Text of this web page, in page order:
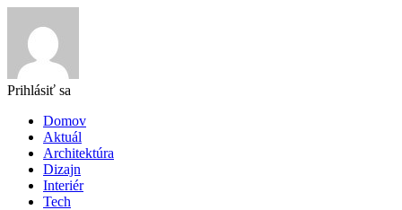
Prihlásiť sa
Domov
Aktuál
Architektúra
Dizajn
Interiér
Tech